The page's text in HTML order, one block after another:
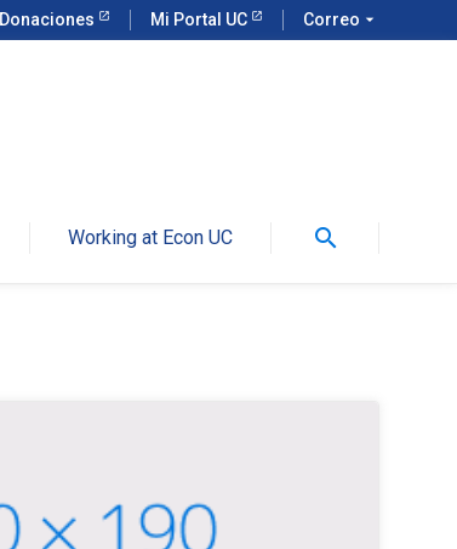
Donaciones Mi Portal UC Correo arrow_drop_down
Working at Econ UC search